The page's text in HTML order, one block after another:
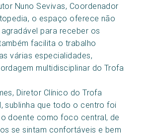
Nuno Sevivas, Coordenador
o espaço oferece não
para receber os
facilita o trabalho
várias especialidades,
multidisciplinar do Trofa
Diretor Clínico do Trofa
sublinha que todo o centro foi
doente como foco central, de
se sintam confortáveis e bem